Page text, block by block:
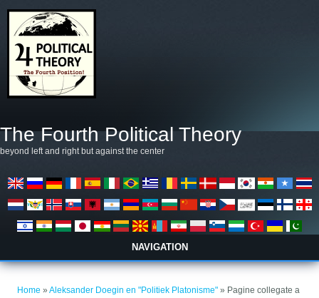
The Fourth Political Theory
beyond left and right but against the center
NAVIGATION
Home »Aleksander Doegin en "Politiek Platonisme" » Pagine collegate a